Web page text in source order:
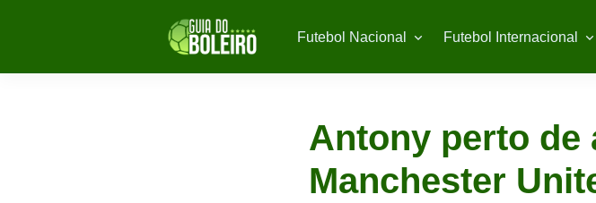
Futebol Nacional Futebol Internacional
Antony perto de
Manchester